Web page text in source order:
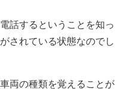
話するということを知っ
されている状態なのでし
両の種類を覚えることが